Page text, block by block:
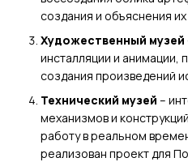
создания и объяснения их
Художественный музей
инсталляции и
создания произведений
Технический музей –
механизмов и
работу в реальном
реализован проект для